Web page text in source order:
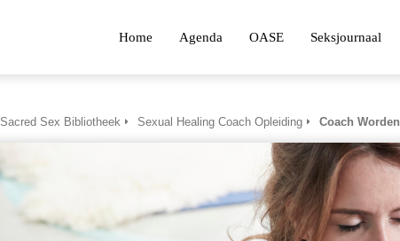
Home Agenda OASE Seksjournaal
Sacred Sex Bibliotheek Sexual Healing Coach Opleiding Coach Worden